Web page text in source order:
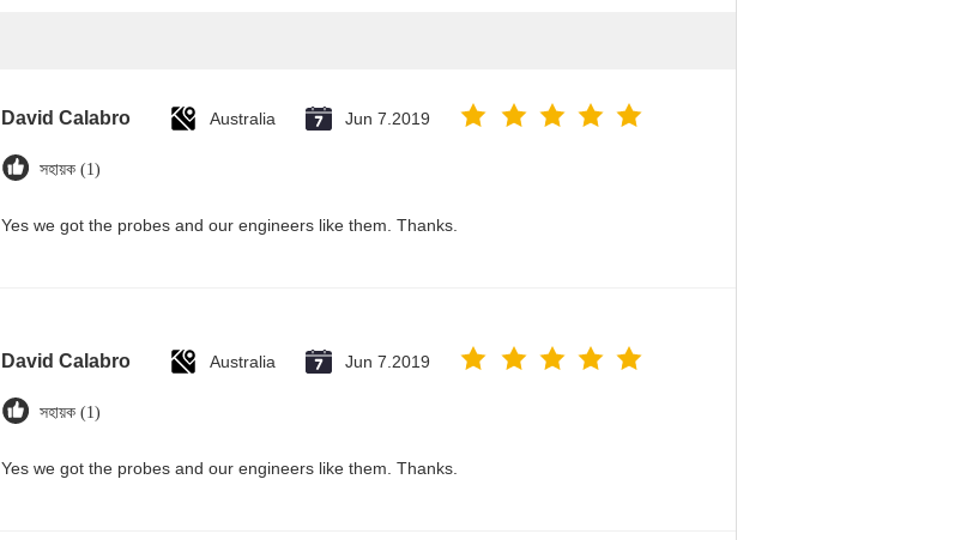
David Calabro Australia Jun 7.2019
সহায়ক (1)
Yes we got the probes and our engineers like them. Thanks.
David Calabro Australia Jun 7.2019
সহায়ক (1)
Yes we got the probes and our engineers like them. Thanks.